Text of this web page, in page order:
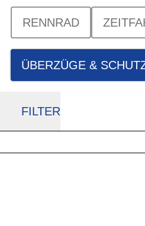
RENNRAD
ÜBERZÜGE &
FILTER